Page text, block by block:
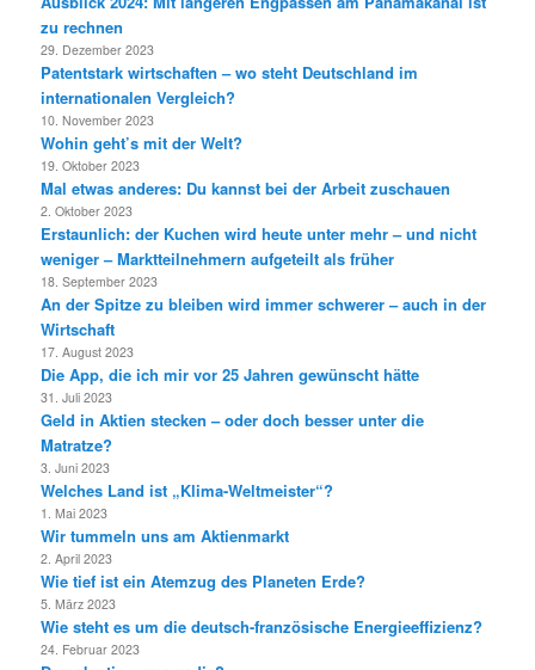
zu rechnen
29. Dezember 2023
Patentstark wirtschaften – wo steht Deutschland im
internationalen Vergleich?
10. November 2023
Wohin geht’s mit der Welt?
19. Oktober 2023
Mal etwas anderes: Du kannst bei der Arbeit zuschauen
2. Oktober 2023
Erstaunlich: der Kuchen wird heute unter mehr – und nicht
weniger – Marktteilnehmern aufgeteilt als früher
18. September 2023
An der Spitze zu bleiben wird immer schwerer – auch in der
Wirtschaft
17. August 2023
Die App, die ich mir vor 25 Jahren gewünscht hätte
31. Juli 2023
Geld in Aktien stecken – oder doch besser unter die
Matratze?
3. Juni 2023
Welches Land ist „Klima-Weltmeister“?
1. Mai 2023
Wir tummeln uns am Aktienmarkt
2. April 2023
Wie tief ist ein Atemzug des Planeten Erde?
5. März 2023
Wie steht es um die deutsch-französische Energieeffizienz?
24. Februar 2023